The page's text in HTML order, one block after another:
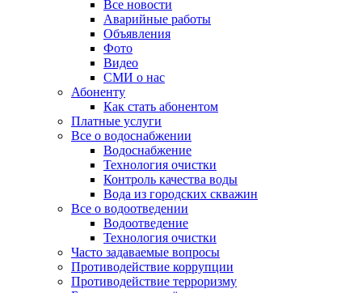
Все новости
Аварийные работы
Объявления
Фото
Видео
СМИ о нас
Абоненту
Как стать абонентом
Платные услуги
Все о водоснабжении
Водоснабжение
Технология очистки
Контроль качества воды
Вода из городских скважин
Все о водоотведении
Водоотведение
Технология очистки
Часто задаваемые вопросы
Противодействие коррупции
Противодействие терроризму